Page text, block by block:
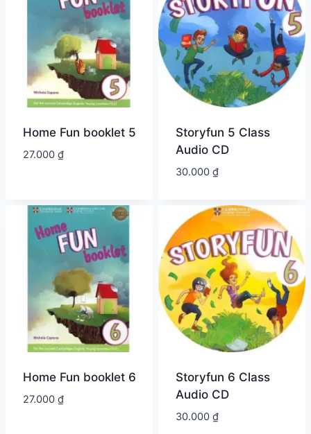
Home Fun booklet 5
27.000 ₫
Storyfun 5 Class
Audio CD
30.000 ₫
Home Fun booklet 6
27.000 ₫
Storyfun 6 Class
Audio CD
30.000 ₫